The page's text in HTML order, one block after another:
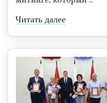
Читать далее